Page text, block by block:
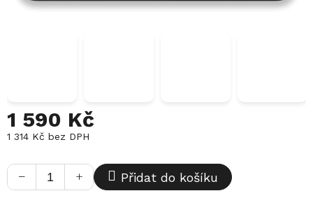
1 590 Kč
1 314 Kč bez DPH
cena:
+
− Přidat do košíku